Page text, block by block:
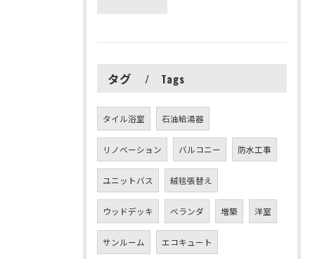
タグ Tags
タイル浴室 石油給湯器
リノベーション バルコニー 防水工事
ユニットバス 絨毯張替え
ウッドデッキ ベランダ 増築 洋室
サンルーム エコキュート